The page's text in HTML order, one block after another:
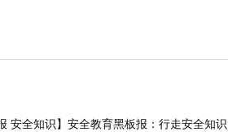
安全知识】安全教育黑板报：行走安全知识